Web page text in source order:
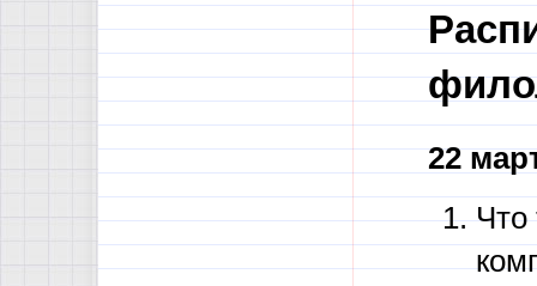
22
Что